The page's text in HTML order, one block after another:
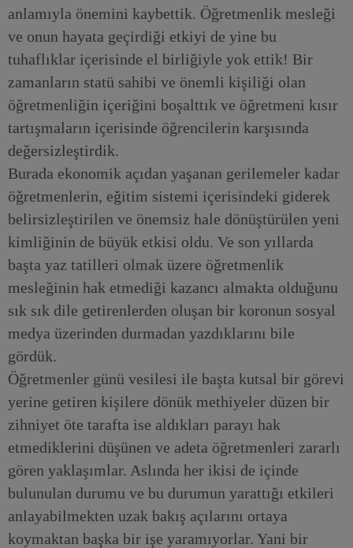
anlamıyla önemini kaybettik. Öğretmenlik mesleği
ve onun hayata geçirdiği etkiyi de yine bu
tuhaflıklar içerisinde el birliğiyle yok ettik! Bir
zamanların statü sahibi ve önemli kişiliği olan
öğretmenliğin içeriğini boşalttık ve öğretmeni kısır
tartışmaların içerisinde öğrencilerin karşısında
değersizleştirdik.
Burada ekonomik açıdan yaşanan gerilemeler kadar
öğretmenlerin, eğitim sistemi içerisindeki giderek
belirsizleştirilen ve önemsiz hale dönüştürülen yeni
kimliğinin de büyük etkisi oldu. Ve son yıllarda
başta yaz tatilleri olmak üzere öğretmenlik
mesleğinin hak etmediği kazancı almakta olduğunu
sık sık dile getirenlerden oluşan bir koronun sosyal
medya üzerinden durmadan yazdıklarını bile
gördük.
Öğretmenler günü vesilesi ile başta kutsal bir görevi
yerine getiren kişilere dönük methiyeler düzen bir
zihniyet öte tarafta ise aldıkları parayı hak
etmediklerini düşünen ve adeta öğretmenleri zararlı
gören yaklaşımlar. Aslında her ikisi de içinde
bulunulan durumu ve bu durumun yarattığı etkileri
anlayabilmekten uzak bakış açılarını ortaya
koymaktan başka bir işe yaramıyorlar. Yani bir